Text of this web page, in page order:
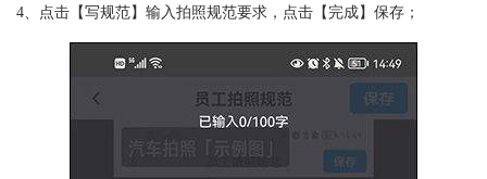
4、点击【写规范】输入拍照规范要求，点击【完成】保存；